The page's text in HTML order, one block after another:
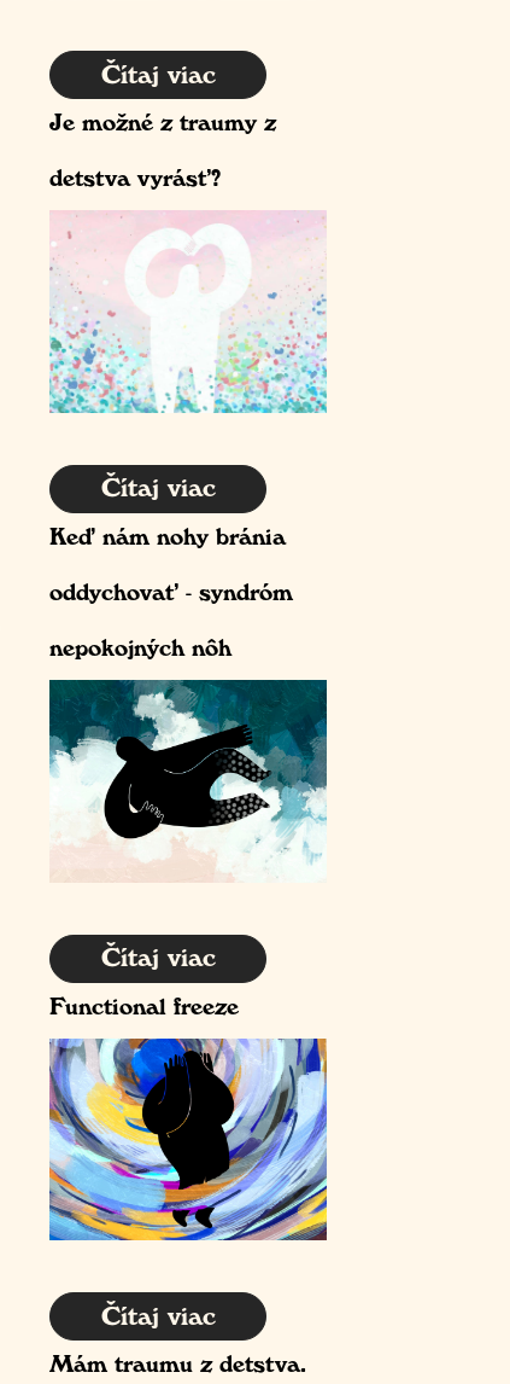
Čítaj viac
Je možné z traumy z
detstva vyrásť?
Čítaj viac
Keď nám nohy bránia
oddychovať - syndróm
nepokojných nôh
Čítaj viac
Functional freeze
Čítaj viac
Mám traumu z detstva.